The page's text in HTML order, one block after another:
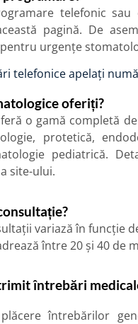
telefonic
pagină. De
urgențe
telefonice apelați
oferiți?
o gamă completă
protetică,
pediatrică.
a site-ului.
variază în funcție
între 20 și 40 de
întrebări
întrebărilor